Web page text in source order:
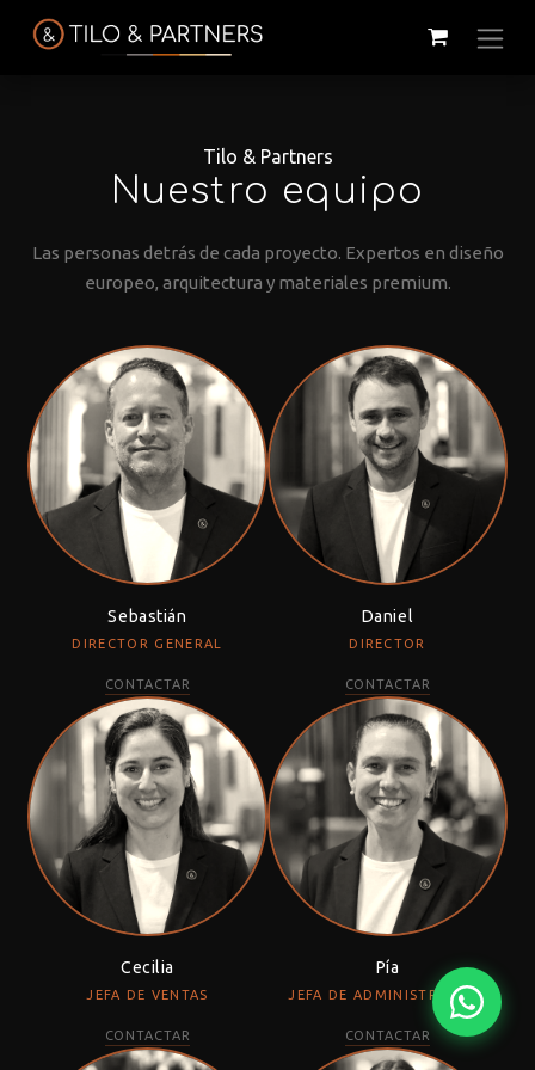
Tilo & Partners
Nuestro equipo
Las personas detrás de cada proyecto. Expertos en diseño
europeo, arquitectura y materiales premium.
Sebastián
DIRECTOR GENERAL
CONTACTAR
Daniel
DIRECTOR
CONTACTAR
Cecilia
JEFA DE VENTAS
CONTACTAR
Pía
JEFA DE ADMINISTRACIÓN
CONTACTAR
Tilo & Partners
@tiloandpartners
Cattelan
@cattelan.uy
Edoné
@edone.it
Franke
@franke.uy
Duravit
@alessi.uy
Fima Carlo
Frattini
Adriani e
Linie Design
@linie.uy @piancauy